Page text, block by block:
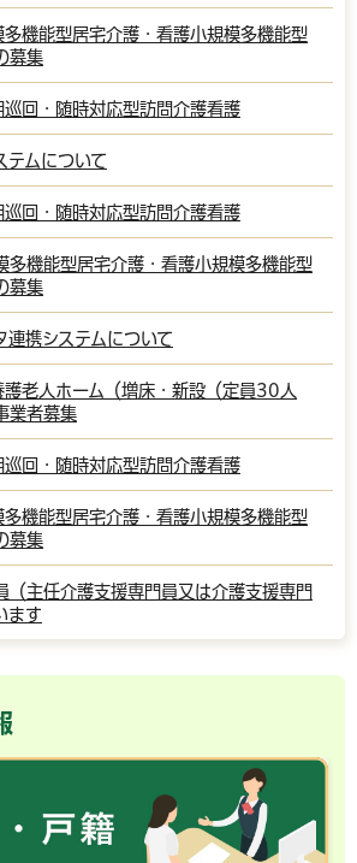
機能型居宅介護・看護小規模多機能型
募集
回・随時対応型訪問介護看護
テムについて
回・随時対応型訪問介護看護
多機能型居宅介護・看護小規模多機能型
募集
連携システムについて
老人ホーム（増床・新設（定員30人
業者募集
回・随時対応型訪問介護看護
機能型居宅介護・看護小規模多機能型
募集
（主任介護支援専門員又は介護支援専門
ます